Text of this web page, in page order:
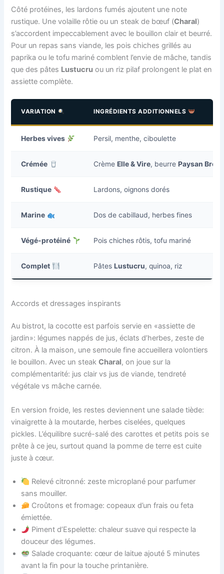
Côté protéines, les lardons fumés ajoutent une note
rustique. Une volaille rôtie ou un steak de bœuf (Charal)
s’accordent impeccablement avec le bouillon clair et beurré.
Pour un repas sans viande, les pois chiches grillés au
paprika ou le tofu mariné comblent l’envie de mâche, tandis
que des pâtes Lustucru ou un riz pilaf prolongent le plat en
assiette complète.
VARIATION INGRÉDIENTS ADDITIONNELS
Herbes vives Persil, menthe, ciboulette
Crémée Crème Elle & Vire, beurre Paysan
Rustique Lardons, oignons dorés
Marine Dos de cabillaud, herbes fines
Végé-protéiné Pois chiches rôtis, tofu mariné
Complet Pâtes Lustucru, quinoa, riz
Accords et dressages inspirants
Au bistrot, la cocotte est parfois servie en «assiette de
jardin»: légumes nappés de jus, éclats d’herbes, zeste de
citron. À la maison, une semoule fine accueillera volontiers
le bouillon. Avec un steakCharal, on joue sur la
complémentarité: jus clair vs jus de viande, tendreté
végétale vs mâche carnée.
En version froide, les restes deviennent une salade tiède:
vinaigrette à la moutarde, herbes ciselées, quelques
pickles. L’équilibre sucré-salé des carottes et petits pois se
prête à ce jeu, surtout quand la pomme de terre est cuite
juste à cœur.
Relevé citronné: zeste microplané pour parfumer
sans mouiller.
Croûtons et fromage: copeaux d’un frais ou feta
émiettée.
Piment d’Espelette: chaleur suave qui respecte la
douceur des légumes.
Salade croquante: cœur de laitue ajouté 5 minutes
avant la fin pour la touche printanière.